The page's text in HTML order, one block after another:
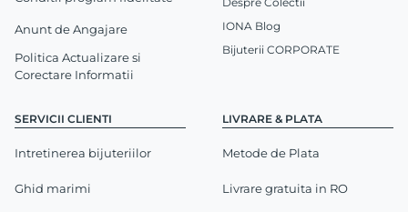
Anunt de Angajare
Politica Actualizare si
Corectare Informatii
SERVICII CLIENTI
Intretinerea bijuteriilor
Ghid marimi
LIVRARE & PLATA
Metode de Plata
Livrare gratuita in RO
IONA Blog
Bijuterii CORPORATE